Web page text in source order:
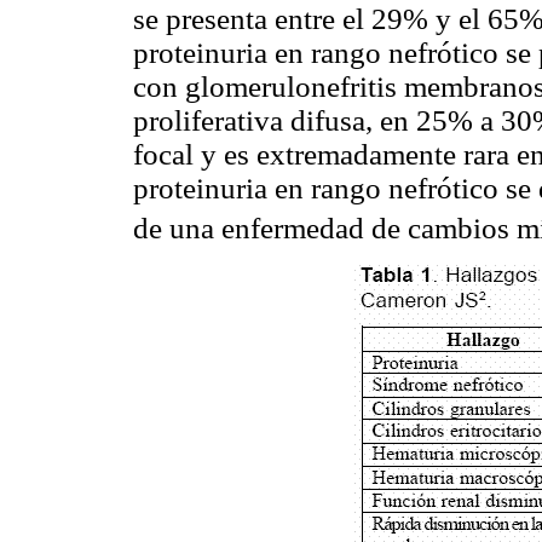
se presenta entre el 29% y el
proteinuria en rango nefrótico se
con glomerulonefritis
proliferativa difusa, en 25% a
focal y es extremadamente rara
proteinuria en rango nefrótico se
de una enfermedad de cambios